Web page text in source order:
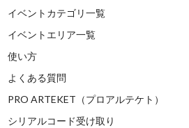
イベントカテゴリ一覧
イベントエリア一覧
使い方
よくある質問
PRO ARTEKET（プロアルテケト）
シリアルコード受け取り